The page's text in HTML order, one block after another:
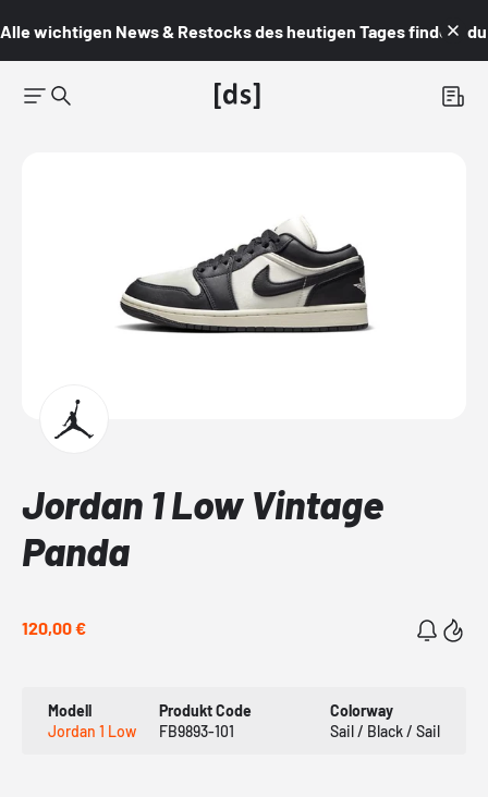
Alle wichtigen News & Restocks des heutigen Tages findest du
Jordan 1 Low Vintage
Panda
120,00 €
Modell
Jordan 1 Low
Produkt Code
FB9893-101
Colorway
Sail / Black / Sail